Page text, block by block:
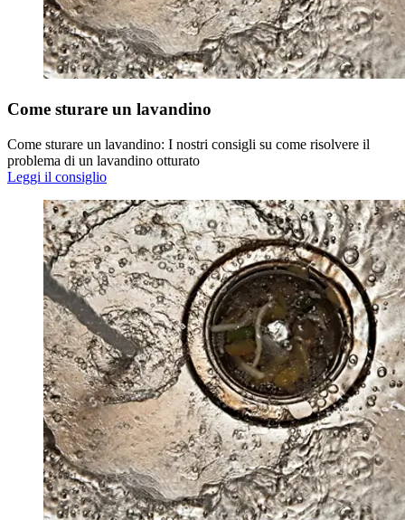
Come sturare un lavandino
Come sturare un lavandino: I nostri consigli su come risolvere il
problema di un lavandino otturato
Leggi il consiglio